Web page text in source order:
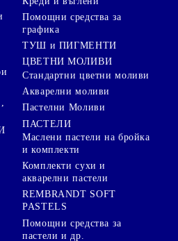
Помощни средства за
графика
ТУШ и ПИГМЕНТИ
ЦВЕТНИ МОЛИВИ
Стандартни цветни моливи
Акварелни моливи
Пастелни Моливи
ПАСТЕЛИ
Маслени пастели на бройка
и комплекти
Комплекти сухи и
акварелни пастели
REMBRANDT SOFT
PASTELS
Помощни средства за
пастели и др.